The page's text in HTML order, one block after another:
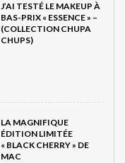
J’AI TESTÉ LE MAKEUP À
BAS-PRIX « ESSENCE » –
(COLLECTION CHUPA
CHUPS)
LA MAGNIFIQUE
ÉDITION LIMITÉE
« BLACK CHERRY » DE
MAC